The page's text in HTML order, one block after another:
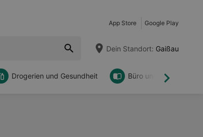
App Store Google Play
Dein Standort: Gaißau
Weiter
Drogerien und Gesundheit Büro und DIY